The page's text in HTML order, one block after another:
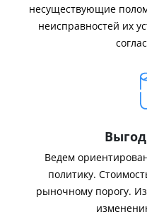
несуществующие
неисправностей их
Ведем
политику.
рыночному порогу.